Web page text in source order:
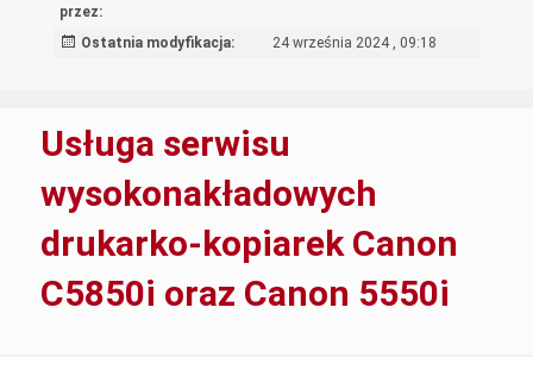
słabowidzących
szkoły
ponadpodstawowej
przez:
Ostatnia modyfikacja: 24 września 2024 , 09:18
Usługa serwisu
wysokonakładowych
drukarko-kopiarek Canon
C5850i oraz Canon 5550i